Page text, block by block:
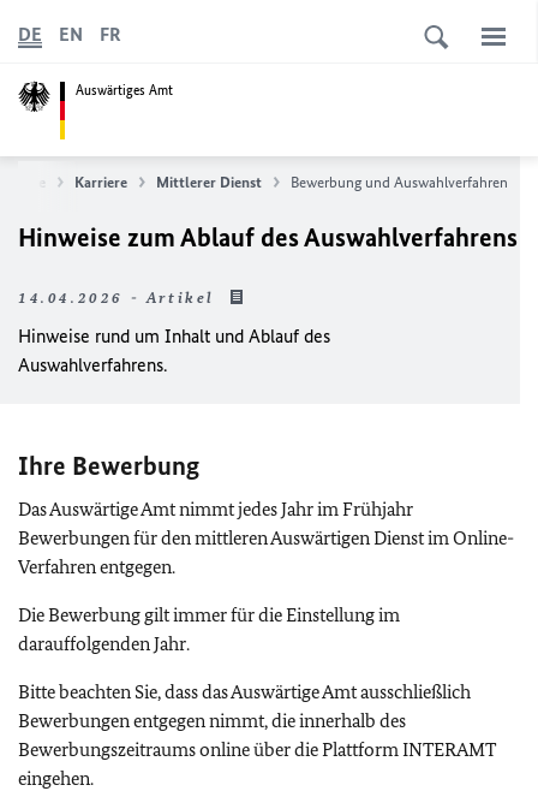
Auswärtiges Amt
DE EN FR
Karriere Mittlerer Dienst Bewerbung und Auswahlverfahren
Hinweise zum Ablauf des Auswahlverfahrens
14.04.2026 - Artikel
Hinweise rund um Inhalt und Ablauf des
Auswahlverfahrens.
Ihre Bewerbung
Das Auswärtige Amt nimmt jedes Jahr im Frühjahr
Bewerbungen für den mittleren Auswärtigen Dienst im Online-
Verfahren entgegen.
Die Bewerbung gilt immer für die Einstellung im
darauffolgenden Jahr.
Bitte beachten Sie, dass das Auswärtige Amt ausschließlich
Bewerbungen entgegen nimmt, die innerhalb des
Bewerbungszeitraums online über die Plattform INTERAMT
eingehen.